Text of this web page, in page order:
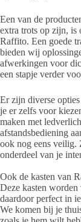
Een van de
extra trots op zijn, is
Raffito. Een goede
bieden wij
afwerkingen voor
een stapje verder
Er zijn diverse
je er zelfs voor
maken met
afstandsbediening
ook nog eens veilig.
onderdeel van je
Ook de kasten van
Deze kasten worden
daardoor perfect in
We komen bij je